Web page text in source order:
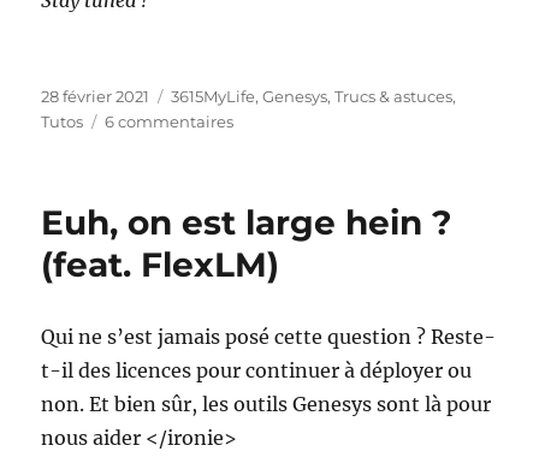
Publié
le
28 février 2021 Catégories
3615MyLife,Genesys,Trucs & astuces,
Tutos
6 commentairessur
grosses
données,
featuring
Euh, on est large hein ?
(feat. FlexLM)
Qui ne s’est jamais posé cette question ? Reste-
t-il des licences pour continuer à déployer ou
non. Et bien sûr, les outils Genesys sont là pour
nous aider </ironie>